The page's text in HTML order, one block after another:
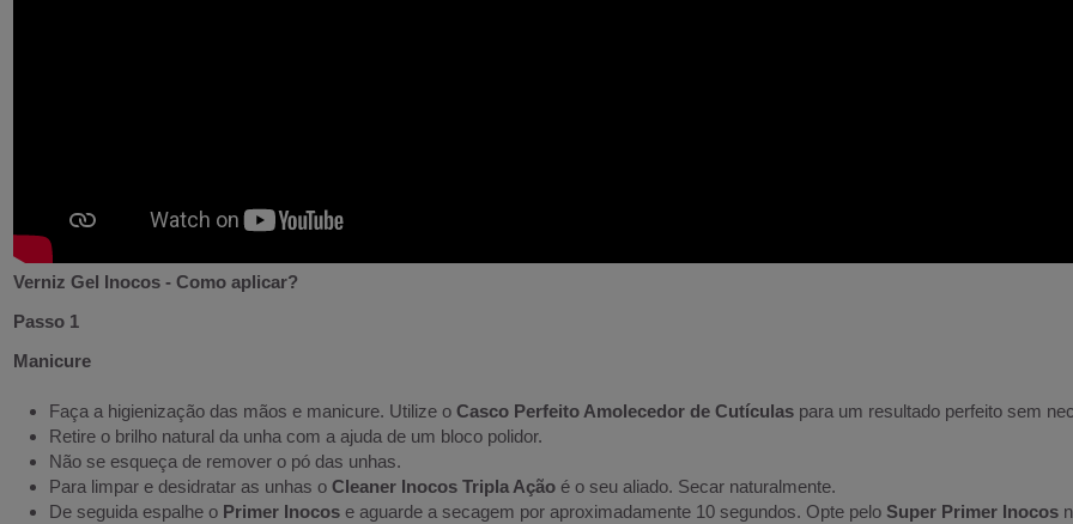
Verniz Gel Inocos - Como aplicar?
Passo 1
Manicure
Faça a higienização das mãos e manicure. Utilize oCasco Perfeito Amolecedor de Cutículas para um resultado perfeito sem
Retire o brilho natural da unha com a ajuda de um bloco polidor.
Não se esqueça de remover o pó das unhas.
Para limpar e desidratar as unhas oCleaner Inocos Tripla Ação é o seu aliado. Secar naturalmente.
De seguida espalhe o Primer Inocos e aguarde a secagem por aproximadamente 10 segundos. Opte peloSuper Primer Inocos